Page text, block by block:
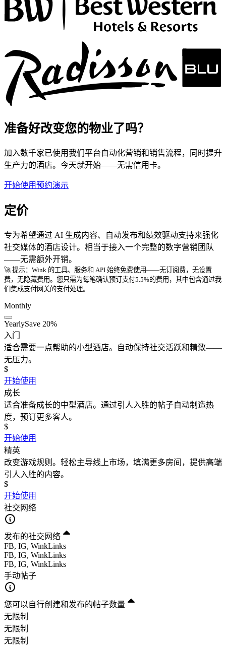
准备好改变您的物业了吗？
加入数千家已使用我们平台自动化营销和销售流程，同时提升
生产力的酒店。今天就开始——无需信用卡。
开始使用预约演示
定价
专为希望通过 AI 生成内容、自动发布和绩效驱动支持来强化
社交媒体的酒店设计。相当于接入一个完整的数字营销团队
——无需额外开销。
🚀 提示：Wink 的工具、服务和 API 始终免费使用——无订阅费，无设置
费，无隐藏费用。您只需为每笔确认预订支付5.5%的费用，其中包含通过我
们集成支付网关的支付处理。
Monthly
YearlySave 20%
入门
适合需要一点帮助的小型酒店。自动保持社交活跃和精致——
无压力。
$
开始使用
成长
适合准备成长的中型酒店。通过引人入胜的帖子自动制造热
度，预订更多客人。
$
开始使用
精英
改变游戏规则。轻松主导线上市场，填满更多房间，提供高端
引人入胜的内容。
$
开始使用
社交网络
发布的社交网络
FB, IG, WinkLinks
FB, IG, WinkLinks
FB, IG, WinkLinks
手动帖子
您可以自行创建和发布的帖子数量
无限制
无限制
无限制